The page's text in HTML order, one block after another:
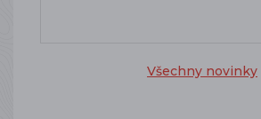
Všechny novinky